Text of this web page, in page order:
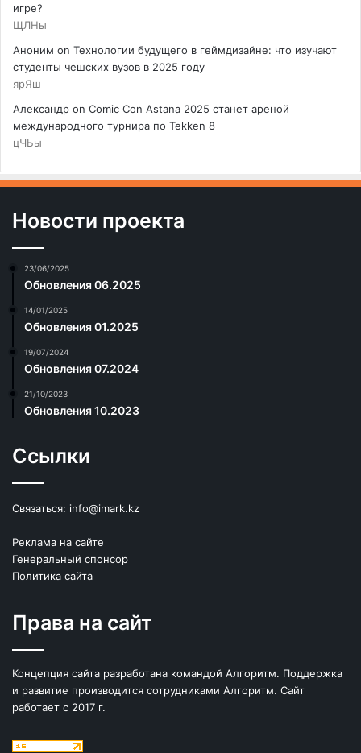
игре?
ЩЛНы
Аноним on Технологии будущего в геймдизайне: что изучают
студенты чешских вузов в 2025 году
ярЯш
Александр on Comic Con Astana 2025 станет ареной
международного турнира по Tekken 8
цЧЬы
Новости проекта
23/06/2025
Обновления 06.2025
14/01/2025
Обновления 01.2025
19/07/2024
Обновления 07.2024
21/10/2023
Обновления 10.2023
Ссылки
Связаться: info@imark.kz
Реклама на сайте
Генеральный спонсор
Политика сайта
Права на сайт
Концепция сайта разработана командой Алгоритм. Поддержка
и развитие производится сотрудниками Алгоритм. Сайт
работает с 2017 г.